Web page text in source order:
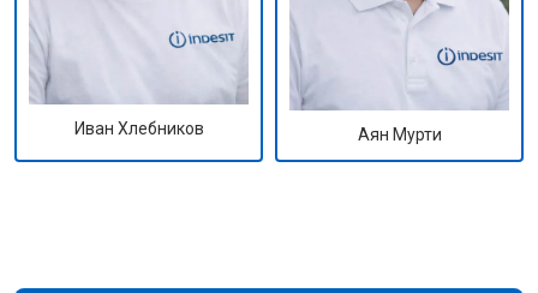
Иван Хлебников Аян Мурти